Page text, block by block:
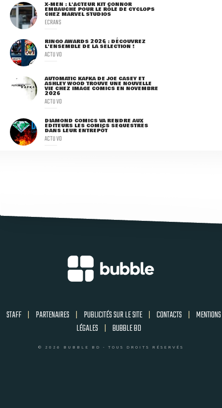
X-MEN : L'ACTEUR KIT CONNOR
EMBAUCHÉ POUR LE RÔLE DE CYCLOPS
CHEZ MARVEL STUDIOS
ECRANS
RINGO AWARDS 2026 : DÉCOUVREZ
L'ENSEMBLE DE LA SÉLECTION !
ACTU VO
AUTOMATIC KAFKA DE JOE CASEY ET
ASHLEY WOOD TROUVE UNE NOUVELLE
VIE CHEZ IMAGE COMICS EN NOVEMBRE
2026
ACTU VO
DIAMOND COMICS VA RENDRE AUX
ÉDITEURS LES COMICS SÉQUESTRÉS
DANS LEUR ENTREPÔT
ACTU VO
STAFF | PARTENAIRES | PUBLICITÉS SUR LE SITE | CONTACTS | MENTIONS
LÉGALES | BUBBLE BD
© 2026 BUBBLE BD - TOUS DROITS RÉSERVÉS